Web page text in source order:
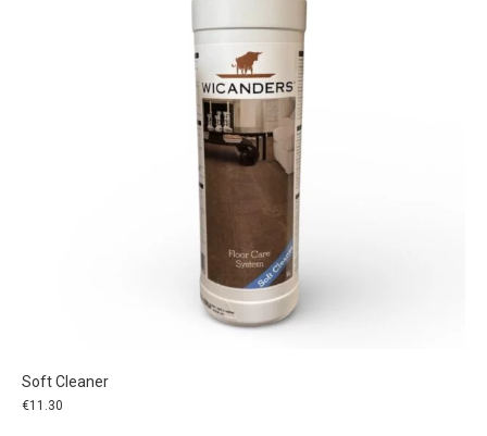
Soft Cleaner
€11.30